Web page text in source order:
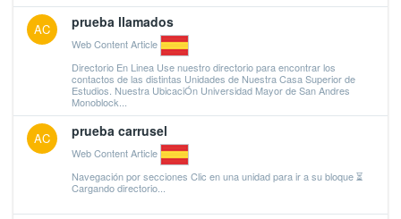
AC prueba llamados
Web Content Article
Directorio En Linea Use nuestro directorio para encontrar los
contactos de las distintas Unidades de Nuestra Casa Superior de
Estudios. Nuestra UbicaciÓn Universidad Mayor de San Andres
Monoblock...
AC prueba carrusel
Web Content Article
Navegación por secciones Clic en una unidad para ir a su bloque ⏳
Cargando directorio...